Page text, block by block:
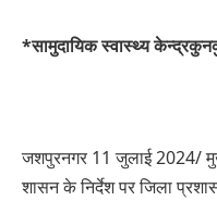
*सामुदायिक स्वास्थ्य
जशपुरनगर 11 जुलाई 2024/
शासन के निर्देश पर जिला